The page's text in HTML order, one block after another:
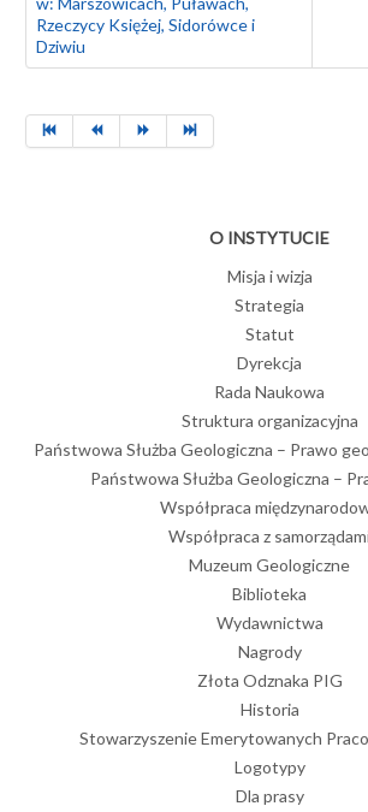
Rzeczycy Księżej, Sidorówce i
Dziwiu
O INSTYTUCIE
Misja i wizja
Strategia
Statut
Dyrekcja
Rada Naukowa
Struktura organizacyjna
Państwowa Służba Geologiczna – Prawo
Państwowa Służba Geologiczna –
Współpraca
Współpraca z
Muzeum Geologiczne
Biblioteka
Wydawnictwa
Nagrody
Złota Odznaka PIG
Historia
Stowarzyszenie Emerytowanych
Logotypy
Dla prasy